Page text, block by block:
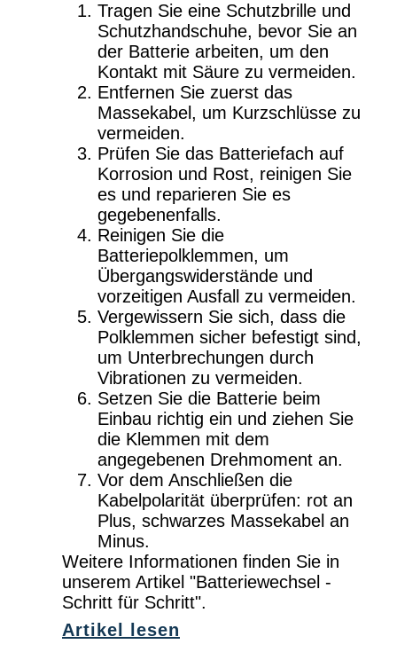
Tragen Sie eine Schutzbrille und
Schutzhandschuhe, bevor Sie an
der Batterie arbeiten, um den
Kontakt mit Säure zu vermeiden.
Entfernen Sie zuerst das
Massekabel, um Kurzschlüsse zu
vermeiden.
Prüfen Sie das Batteriefach auf
Korrosion und Rost, reinigen Sie
es und reparieren Sie es
gegebenenfalls.
Reinigen Sie die
Batteriepolklemmen, um
Übergangswiderstände und
vorzeitigen Ausfall zu vermeiden.
Vergewissern Sie sich, dass die
Polklemmen sicher befestigt sind,
um Unterbrechungen durch
Vibrationen zu vermeiden.
Setzen Sie die Batterie beim
Einbau richtig ein und ziehen Sie
die Klemmen mit dem
angegebenen Drehmoment an.
Vor dem Anschließen die
Kabelpolarität überprüfen: rot an
Plus, schwarzes Massekabel an
Minus.
Weitere Informationen finden Sie in
unserem Artikel "Batteriewechsel -
Schritt für Schritt".
Artikel lesen